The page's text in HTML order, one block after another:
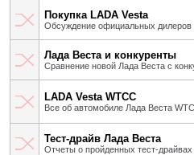
Покупка LADA Vesta
Обсуждение официальных дилеров
Лада Веста и конкуренты
Сравнение новой Лада Веста с
LADA Vesta WTCC
Все об автомобиле Лада Веста
Тест-драйв Лада Веста
Отчеты о пройденных тест-драйвах